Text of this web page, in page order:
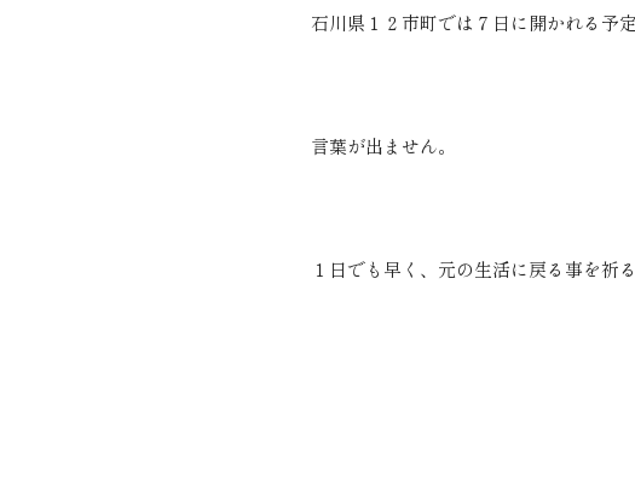
石川県１２市町では７日に開かれる予
言葉が出ません。
１日でも早く、元の生活に戻る事を祈